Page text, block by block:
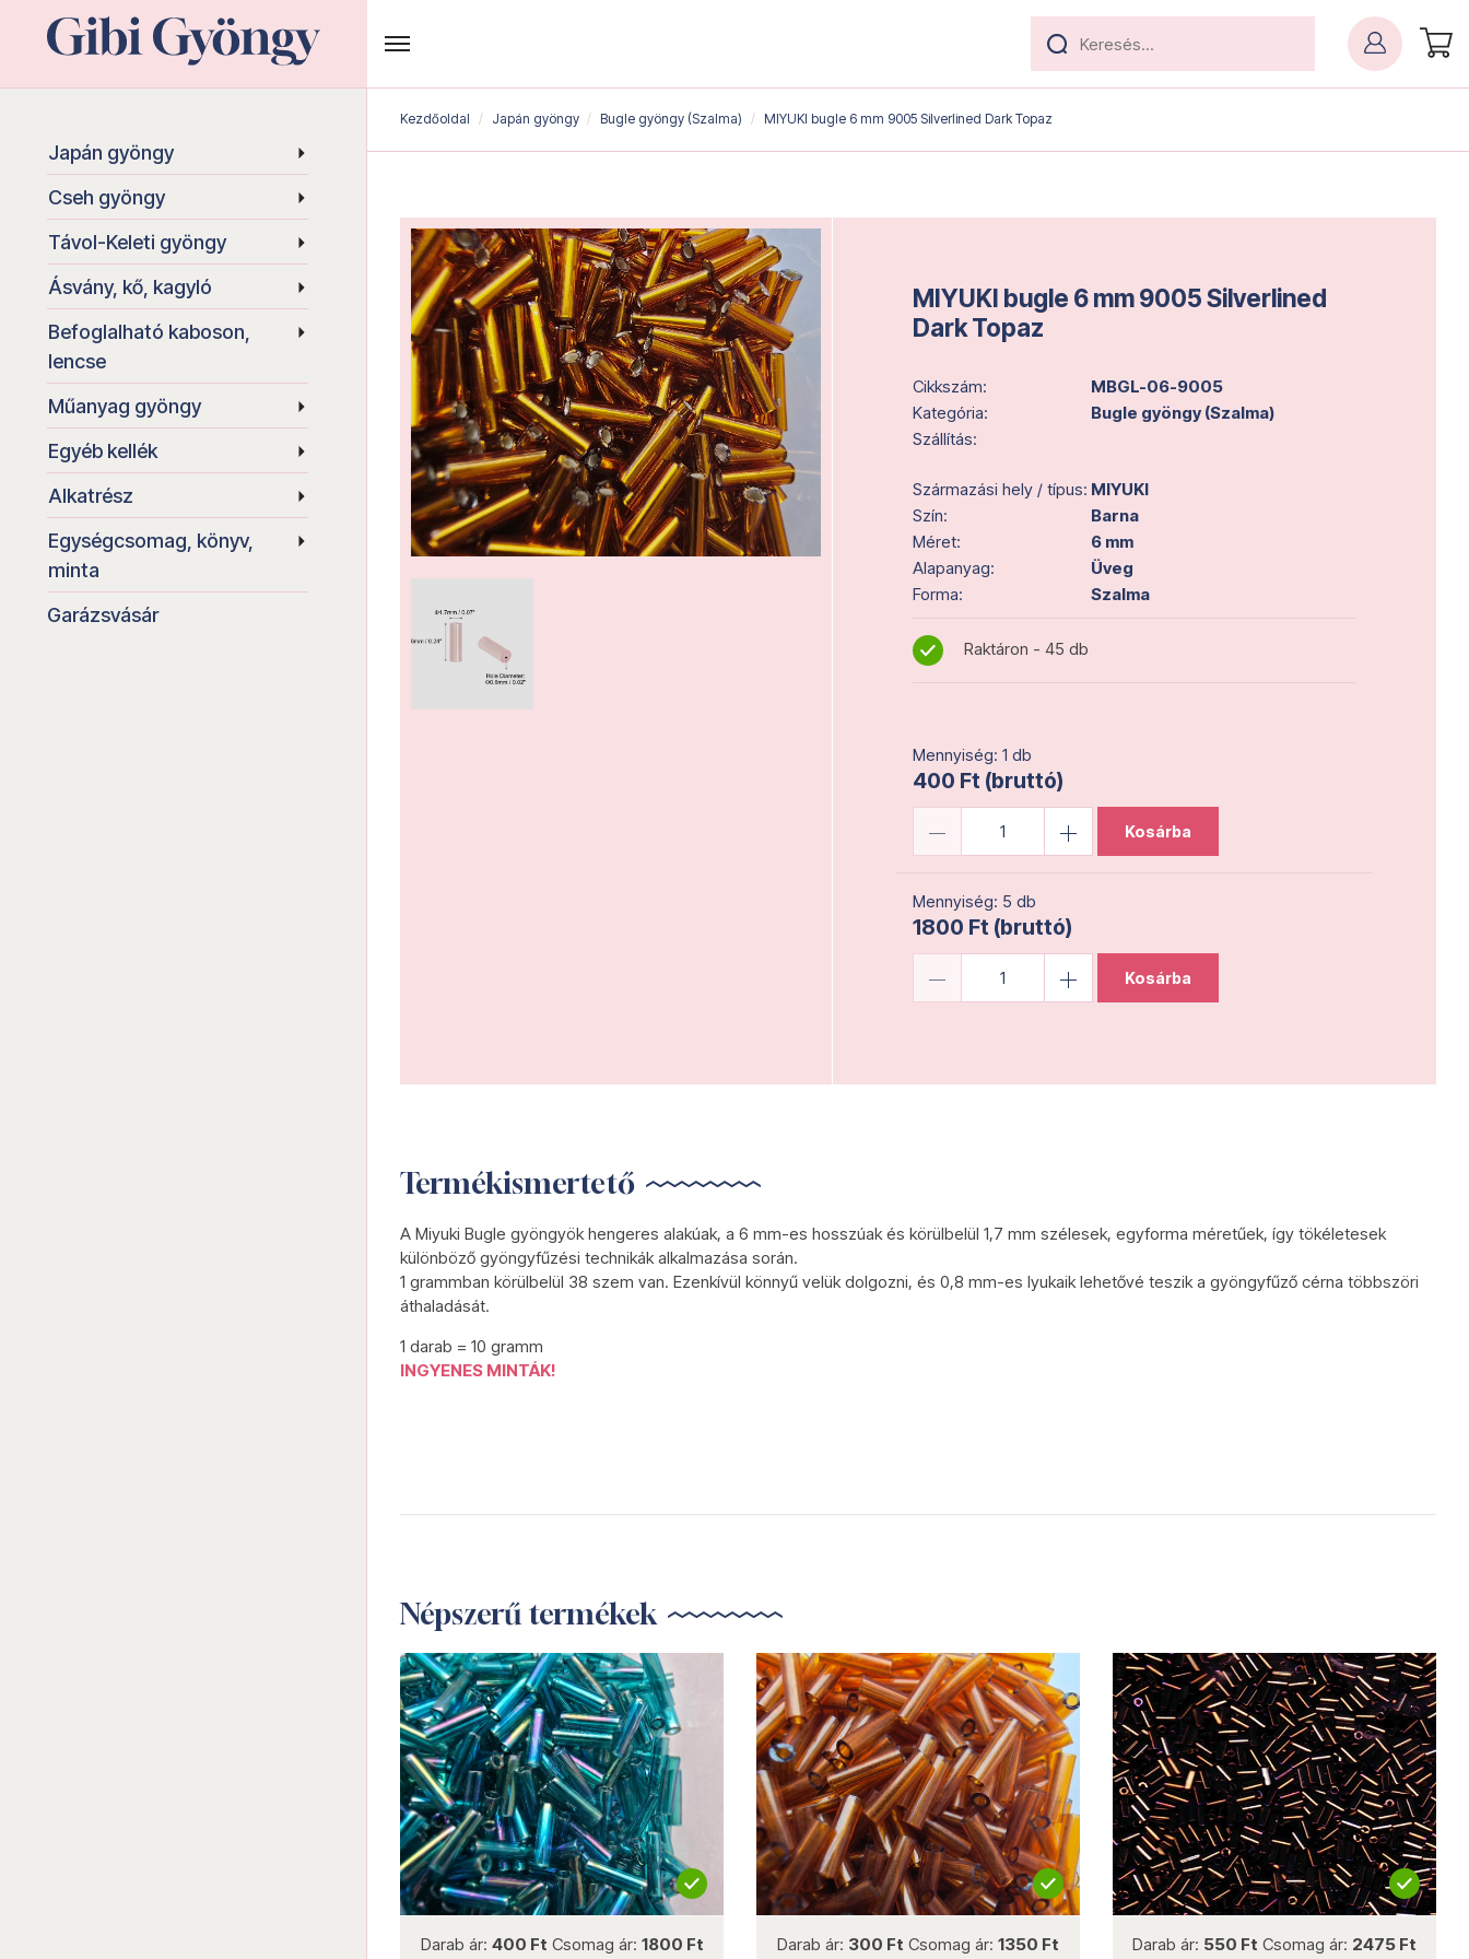
Japán gyöngy
Cseh gyöngy
Távol-Keleti gyöngy
Ásvány, kő, kagyló
Befoglalható kaboson,
lencse
Műanyag gyöngy
Egyéb kellék
Alkatrész
Egységcsomag, könyv,
minta
Garázsvásár
Kezdőoldal Japán gyöngy Bugle gyöngy (Szalma) MIYUKI bugle 6 mm 9005 Silverlined Dark Topaz
MIYUKI bugle 6 mm 9005 Silverlined
Dark Topaz
Cikkszám:
MBGL-06-9005
Kategória:
Bugle gyöngy (Szalma)
Szállítás:
Származási hely / típus: MIYUKI
Szín:
Barna
Méret:
6 mm
Alapanyag:
Üveg
Forma:
Szalma
Raktáron - 45 db
Mennyiség: 1 db
400 Ft (bruttó)
Kosárba
Mennyiség: 5 db
1800 Ft (bruttó)
Kosárba
Termékismertető
A Miyuki Bugle gyöngyök hengeres alakúak, a 6 mm-es hosszúak és körülbelül 1,7 mm szélesek, egyforma méretűek, így tökéletesek
különböző gyöngyfűzési technikák alkalmazása során.
1 grammban körülbelül 38 szem van. Ezenkívül könnyű velük dolgozni, és 0,8 mm-es lyukaik lehetővé teszik a gyöngyfűző cérna többszöri
áthaladását.
1 darab = 10 gramm
INGYENES MINTÁK!
Népszerű termékek
Darab ár: 400 Ft Csomag ár: 1800 Ft
Darab ár: 300 Ft Csomag ár: 1350 Ft
Darab ár: 550 Ft Csomag ár: 2475 Ft